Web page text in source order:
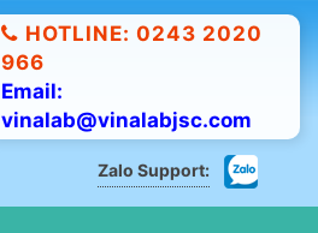
HOTLINE: 0243 2020
966
Email:
vinalab@vinalabjsc.com
Zalo Support: